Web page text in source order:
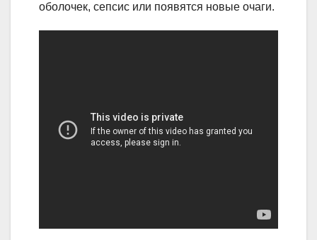
оболочек, сепсис или появятся новые очаги.